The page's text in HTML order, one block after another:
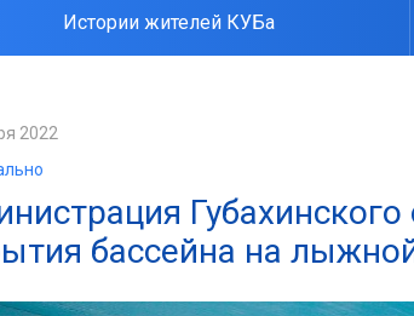
Истории жителей КУБа
2022
бассейна на